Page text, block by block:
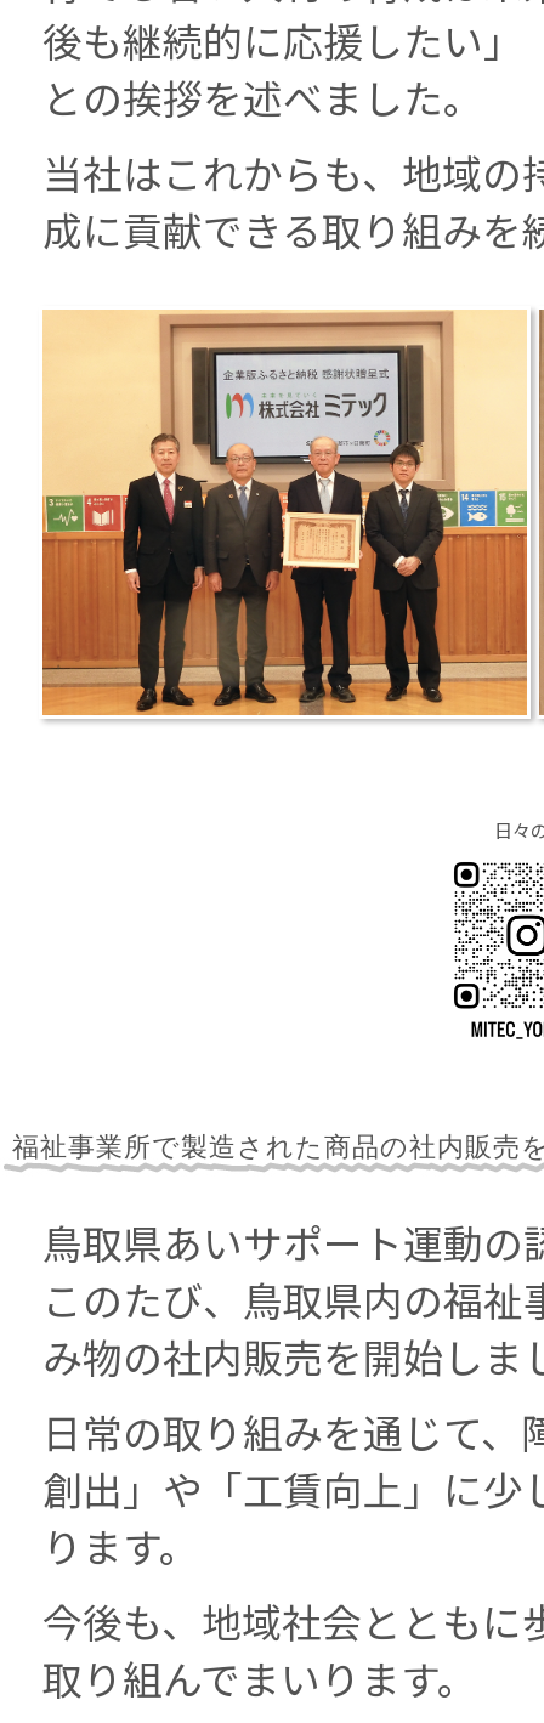
後も継続的に応援したい」
との挨拶を述べました。
当社はこれからも、地域
成に貢献できる取り組みを
日々
福祉事業所で製造された商品の社内販売
鳥取県あいサポート運動
このたび、鳥取県内の福
み物の社内販売を開始しま
日常の取り組みを通じて
創出」や「工賃向上」に少
ります。
今後も、地域社会ととも
取り組んでまいります。